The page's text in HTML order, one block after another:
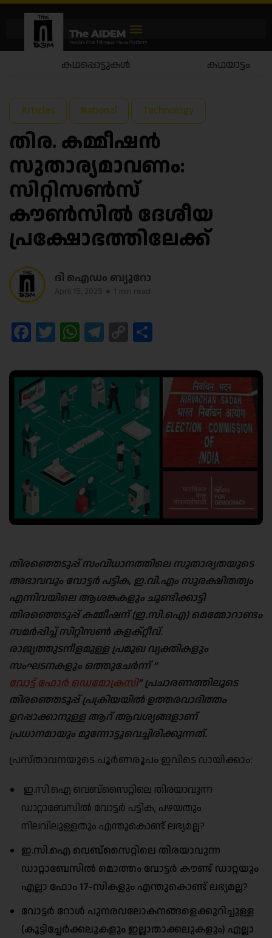
കഥപ്പൊട്ടുകൾ കഥയാട്ടം
Articles National Technology
തിര. കമ്മീഷൻ
സുതാര്യമാവണം:
സിറ്റിസൺസ്
കൗൺസിൽ ദേശീയ
പ്രക്ഷോഭത്തിലേക്ക്
ദി ഐഡം ബ്യൂറോ
Facebook
Twitter
WhatsApp
Telegram
Copy
Link
തിരഞ്ഞെടുപ്പ് സംവിധാനത്തിലെ സുതാര്യതയുടെ
അഭാവവും വോട്ടർ പട്ടിക, ഇ.വി.എം സുരക്ഷിതത്വം
എന്നിവയിലെ ആശങ്കകളും ചൂണ്ടിക്കാട്ടി
തിരഞ്ഞെടുപ്പ് കമ്മീഷന് (ഇ.സി.ഐ) മെമ്മോറാണ്ടം
സമർപ്പിച്ച് സിറ്റിസൺ കളക്റ്റീവ്.
രാജ്യത്തുടനീളമുള്ള പ്രമുഖ വ്യക്തികളും
സംഘടനകളും ഒത്തുചേർന്ന് “
വോട്ട് ഫോർ ഡെമോക്രസി” പ്രചാരണത്തിലൂടെ
തിരഞ്ഞെടുപ്പ് പ്രക്രിയയിൽ ഉത്തരവാദിത്തം
ഉറപ്പാക്കാനുള്ള ആറ് ആവശ്യങ്ങളാണ്
പ്രധാനമായും മുന്നോട്ടുവെച്ചിരിക്കുന്നത്.
പ്രസ്താവനയുടെ പൂർണരൂപം ഇവിടെ വായിക്കാം:
ഇ.സി.ഐ വെബ്‌സൈറ്റിലെ തിരയാവുന്ന
ഡാറ്റാബേസിൽ വോട്ടർ പട്ടിക, പഴയതും
നിലവിലുള്ളതും എന്തുകൊണ്ട് ലഭ്യമല്ല?
ഇ.സി.ഐ വെബ്‌സൈറ്റിലെ തിരയാവുന്ന
ഡാറ്റാബേസിൽ മൊത്തം വോട്ടർ കൗണ്ട് ഡാറ്റയും
എല്ലാ ഫോം 17-സികളും എന്തുകൊണ്ട് ലഭ്യമല്ല?
വോട്ടർ റോൾ പുനരവലോകനങ്ങളെക്കുറിച്ചുള്ള
(കൂട്ടിച്ചേർക്കലുകളും ഇല്ലാതാക്കലുകളും) എല്ലാ